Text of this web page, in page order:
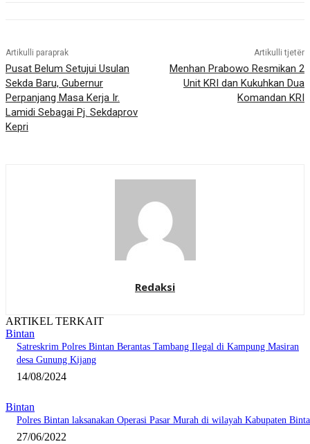
Artikulli paraprak
Pusat Belum Setujui Usulan
Sekda Baru, Gubernur
Perpanjang Masa Kerja Ir.
Lamidi Sebagai Pj. Sekdaprov
Kepri
Artikulli tjetër
Menhan Prabowo Resmikan 2
Unit KRI dan Kukuhkan Dua
Komandan KRI
Redaksi
ARTIKEL TERKAIT
Bintan
Satreskrim Polres Bintan Berantas Tambang Ilegal di Kampung Masiran
desa Gunung Kijang
14/08/2024
Bintan
Polres Bintan laksanakan Operasi Pasar Murah di wilayah Kabupaten
27/06/2022